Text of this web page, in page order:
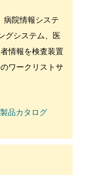
院情報システ
グシステム、医
情報を検査装置
ワークリストサ
品カタログ